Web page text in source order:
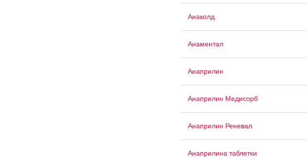
Анаколд
Анаментал
Анаприлин
Анаприлин Медисорб
Анаприлин Реневал
Анаприлина таблетки